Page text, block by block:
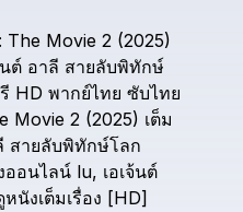
The Movie 2 (2025)
นต์ อาลี สายลับพิทักษ์
HD พากย์ไทย ซับไทย
Movie 2 (2025) เต็ม
สายลับพิทักษ์โลก
ออนไลน์ lu, เอเจ้นต์
หนังเต็มเรื่อง [HD]